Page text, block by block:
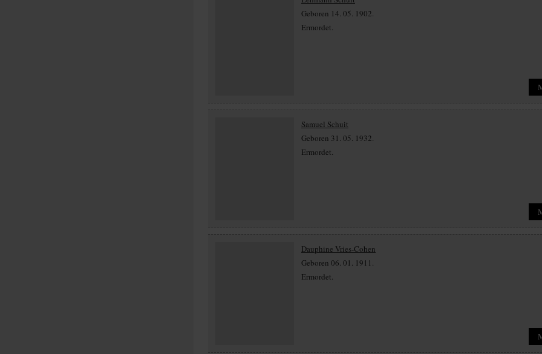
Geboren 14. 05. 1902.
Ermordet.
Samuel Schuit
Geboren 31. 05. 1932.
Ermordet.
Dauphine Vries-Cohen
Geboren 06. 01. 1911.
Ermordet.